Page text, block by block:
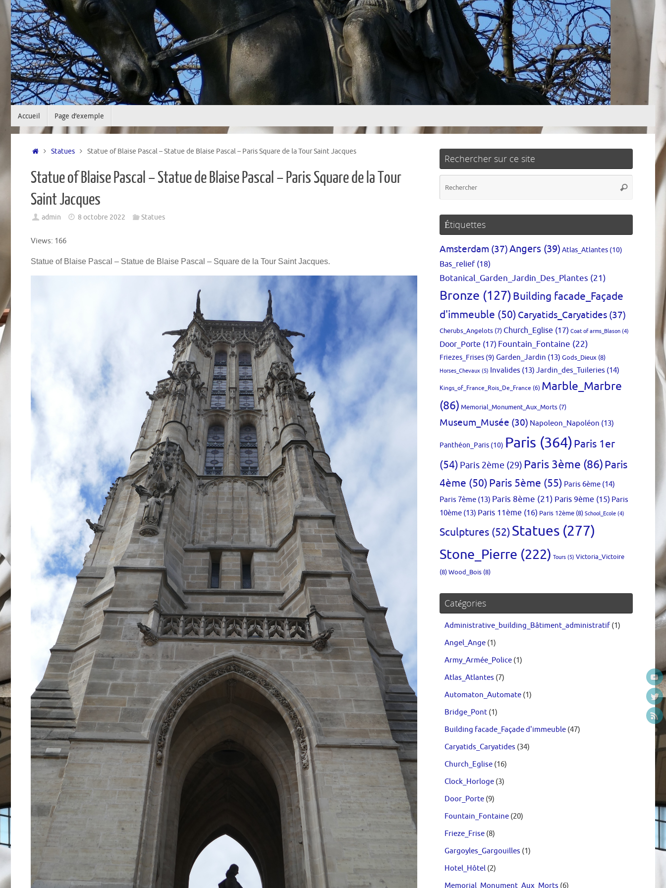
contenu
Accueil Page d’exemple
Accueil
Statues Statue of Blaise Pascal – Statue de Blaise Pascal – Paris Square de la Tour Saint Jacques
Statue of Blaise Pascal – Statue de Blaise Pascal – Paris Square de la Tour
Saint Jacques
admin 8 octobre 2022 Statues
Views: 166
Statue of Blaise Pascal – Statue de Blaise Pascal – Square de la Tour Saint Jacques.
Rechercher sur ce site
Rechercher
Étiquettes
Amsterdam (37)Angers (39) Atlas_Atlantes (10)
Bas_relief(18)
Botanical_Garden_Jardin_Des_Plantes (21)
Bronze (127)Building facade_Façade
d'immeuble (50) Caryatids_Caryatides (37)
Cherubs_Angelots (7) Church_Eglise (17) Coat of arms_Blason (4)
Door_Porte (17) Fountain_Fontaine (22)
Friezes_Frises (9) Garden_Jardin (13) Gods_Dieux (8)
Horses_Chevaux (5) Invalides (13) Jardin_des_Tuileries (14)
Kings_of_France_Rois_De_France (6) Marble_Marbre
(86) Memorial_Monument_Aux_Morts (7)
Museum_Musée (30) Napoleon_Napoléon (13)
Panthéon_Paris (10) Paris (364)Paris 1er
(54) Paris 2ème (29) Paris 3ème (86)Paris
4ème (50)Paris 5ème (55) Paris 6ème (14)
Paris 7ème (13) Paris 8ème (21) Paris 9ème (15) Paris
10ème (13) Paris 11ème (16) Paris 12ème (8) School_Ecole (4)
Sculptures (52)Statues (277)
Stone_Pierre (222) Tours (5) Victoria_Victoire
(8)Wood_Bois (8)
Catégories
Administrative_building_Bâtiment_administratif (1)
Angel_Ange (1)
Army_Armée_Police (1)
Atlas_Atlantes (7)
Automaton_Automate (1)
Bridge_Pont (1)
Building facade_Façade d'immeuble (47)
Caryatids_Caryatides (34)
Church_Eglise (16)
Clock_Horloge (3)
Door_Porte (9)
Fountain_Fontaine (20)
Frieze_Frise (8)
Gargoyles_Gargouilles (1)
Hotel_Hôtel (2)
Memorial_Monument_Aux_Morts (6)